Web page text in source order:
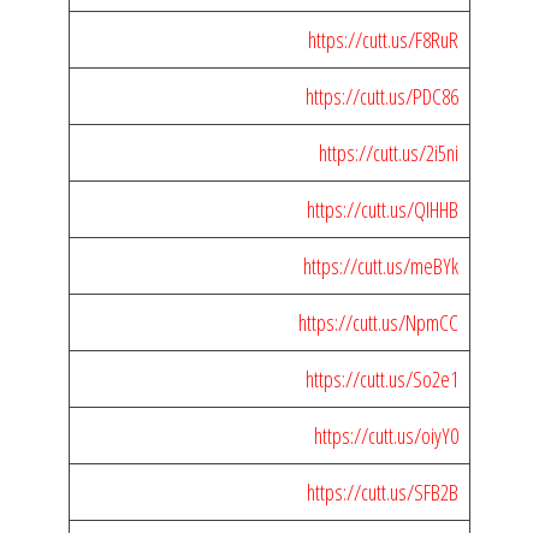
https://cutt.us/F8RuR
https://cutt.us/PDC86
https://cutt.us/2i5ni
https://cutt.us/QIHHB
https://cutt.us/meBYk
https://cutt.us/NpmCC
https://cutt.us/So2e1
https://cutt.us/oiyY0
https://cutt.us/SFB2B